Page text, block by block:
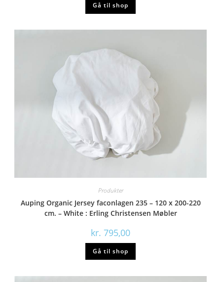
Gå til shop
Produkter
Auping Organic Jersey faconlagen 235 – 120 x 200-220
cm. – White : Erling Christensen Møbler
kr. 795,00
Gå til shop